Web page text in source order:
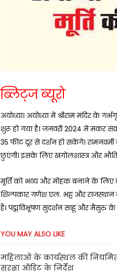
ब्लिट्ज ब्यूरो
अयोध्या। अयोध्या में श्रीराम मंदिर के
शुरू हो गया है। जनवरी 2024 में मकर
35 फीट दूर से दर्शन हो सकेंगे।
छुएंगी। इसके लिए खगोलशास्त्र और
मूर्ति को भव्य और मोहक बनाने के लिए
शिल्पकार गणेश एल. भट्ट और
हैं। पद्मविभूषण सुदर्शन साहू और मैसुरु के
YOU MAY ALSO LIKE
महिलाओं के कार्यस्थल की
सुरक्षा ऑडिट के निर्देश